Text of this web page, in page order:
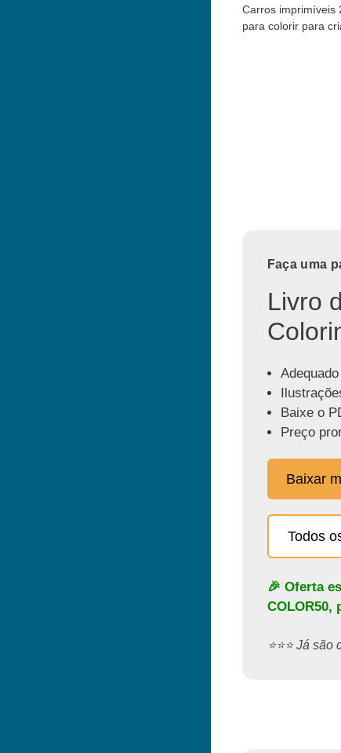
Carros imprimíveis
para colorir para
Faça uma
Livro
Baixe o
Preço
Baixar
Todos
🎉 Oferta
COLOR50,
⭐️⭐️⭐️ Já